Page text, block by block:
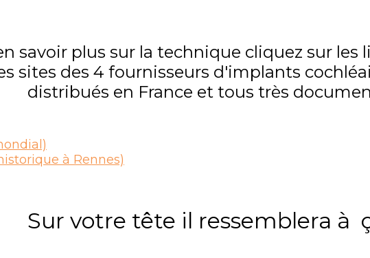
savoir plus sur la technique cliquez sur les
sites des 4 fournisseurs d'implants
distribués en France et tous très
à Rennes)
Sur votre tête il ressemblera à